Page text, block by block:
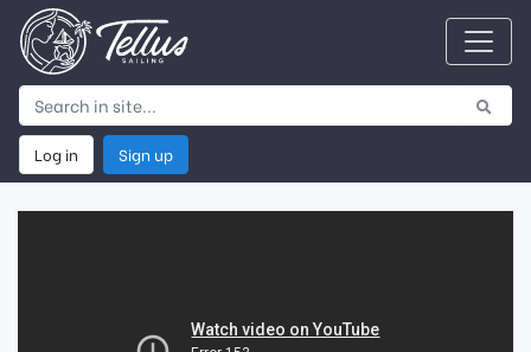
Log in Sign up